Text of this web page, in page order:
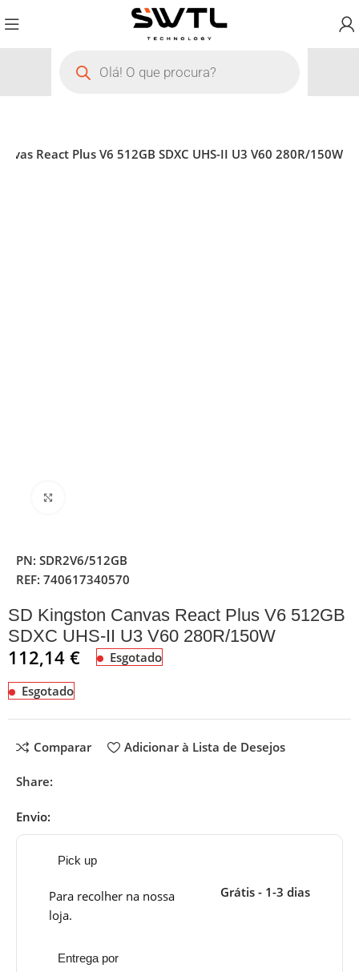
React Plus V6 512GB SDXC UHS-II U3 V60 280R/150W
PN:SDR2V6/512GB
REF:740617340570
SD Kingston Canvas React Plus V6 512GB
SDXC UHS-II U3 V60 280R/150W
112,14€ Esgotado
Esgotado
Comparar Adicionar à Lista de Desejos
Share:
Envio:
Pick up
Para recolher na nossa
loja.
Grátis - 1-3 dias
Entrega por